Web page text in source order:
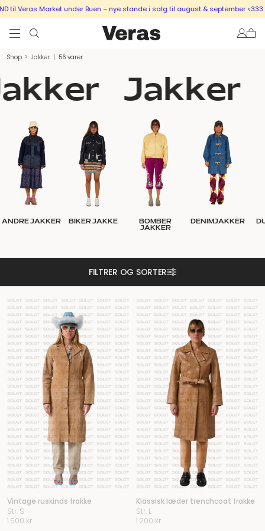
Market under Buen – nye stande i salg til august & september <333 SÆLG
Shop > Jakker | 56 varer
Jakker
ANDRE JAKKER BIKER JAKKE
BOMBER
JAKKER
DENIMJAKKER
FILTRER OG SORTER
Vintage ruskinds frakke
Str. S
1.500 kr.
Klassisk læder trenchcoat frakke
Str. L
1.200 kr.